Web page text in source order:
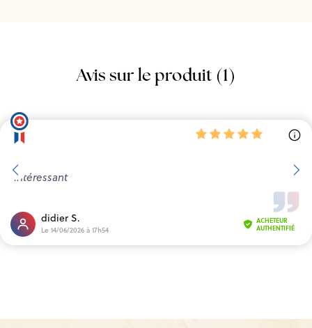
Avis sur le produit (1)
Intéressant
didier S.
Le 14/06/2026 à 17h54
ACHETEUR
AUTHENTIFIÉ